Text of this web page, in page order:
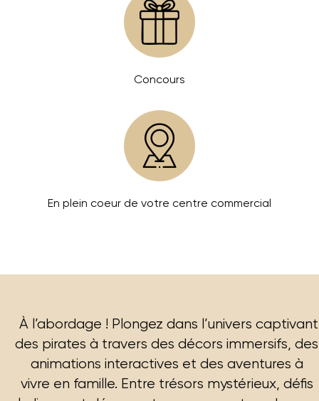
Concours
En plein coeur de votre centre commercial
À l’abordage ! Plongez dans l’univers captivant
des pirates à travers des décors immersifs, des
animations interactives et des aventures à
vivre en famille. Entre trésors mystérieux, défis